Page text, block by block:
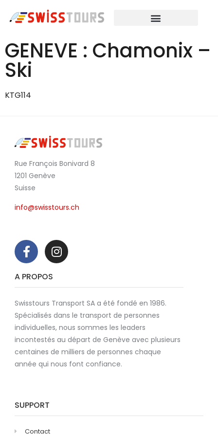
GENEVE : Chamonix –
Ski
KTG114
Rue François Bonivard 8
1201 Genève
Suisse
info@swisstours.ch
A PROPOS
Swisstours Transport SA a été fondé en 1986.
Spécialisés dans le transport de personnes
individuelles, nous sommes les leaders
incontestés au départ de Genève avec plusieurs
centaines de milliers de personnes chaque
année qui nous font confiance.
SUPPORT
Contact